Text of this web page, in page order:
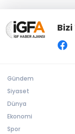
Bizi
Gündem
Siyaset
Dünya
Ekonomi
Spor